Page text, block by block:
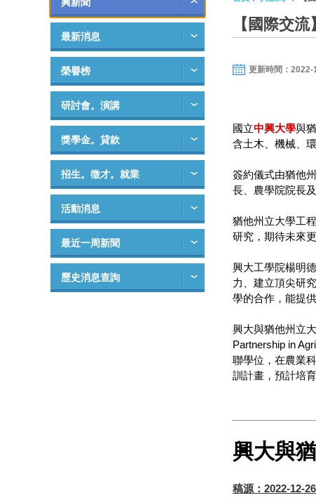
最新消息
榮譽榜
研討會。演講
獎學金。貸款
招生。徵才。就業
活動消息
最近一周新聞
歷史消息查詢
【國際交
更新時間：
國立中興大學與
含土木、機械、
簽約儀式由猶他
長、農學院院長
猶他州立大學工
研究，期待未來
興大工學院楊明
力、建立頂尖研
學的合作，能提
興大與猶他州立
Partnership in
聯學位，在農業
訓計畫，預計培
興大與
稿源：2022-12-